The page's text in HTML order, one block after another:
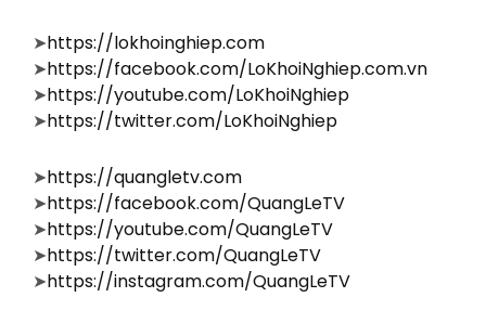
➤https://lokhoinghiep.com
➤https://facebook.com/LoKhoiNghiep.com.vn
➤https://youtube.com/LoKhoiNghiep
➤https://twitter.com/LoKhoiNghiep
➤https://quangletv.com
➤https://facebook.com/QuangLeTV
➤https://youtube.com/QuangLeTV
➤https://twitter.com/QuangLeTV
➤https://instagram.com/QuangLeTV